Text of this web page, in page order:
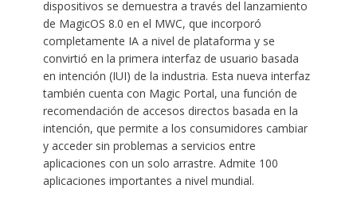
dispositivos se demuestra a través del lanzamiento
de MagicOS 8.0 en el MWC, que incorporó
completamente IA a nivel de plataforma y se
convirtió en la primera interfaz de usuario basada
en intención (IUI) de la industria. Esta nueva interfaz
también cuenta con Magic Portal, una función de
recomendación de accesos directos basada en la
intención, que permite a los consumidores cambiar
y acceder sin problemas a servicios entre
aplicaciones con un solo arrastre. Admite 100
aplicaciones importantes a nivel mundial.